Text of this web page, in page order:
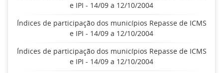
e IPI - 14/09 a 12/10/2004
Índices de participação dos municípios Repasse de ICMS
e IPI - 14/09 a 12/10/2004
Índices de participação dos municípios Repasse de ICMS
e IPI - 14/09 a 12/10/2004